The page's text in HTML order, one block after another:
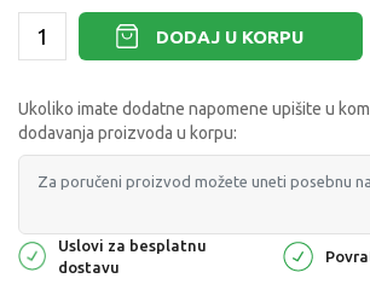
DODAJ U KORPU
Ukoliko imate dodatne napomene upišite u
dodavanja proizvoda u korpu:
Uslovi za besplatnu
dostavu